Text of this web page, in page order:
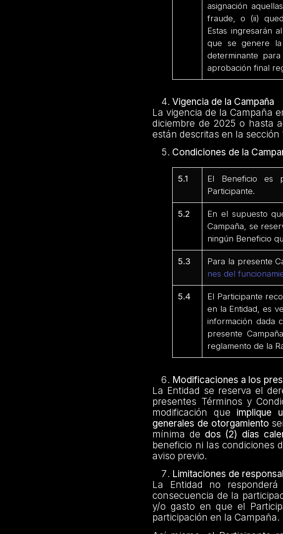
asignación
fraude, o (ii)
Estas ingresarán
que se genere la
determinante
aprobación final
Vigencia de la Campaña
La vigencia de la Campaña
diciembre de 2025 o hasta
están descritas en la sección
Condiciones de la
5.1
El Beneficio es
Participante.
5.2
En el supuesto
Campaña, se
ningún Beneficio
5.3 Para la presente
nes del
5.4
El Participante
en la Entidad, es
información dada
presente
reglamento de la
Modificaciones a los
La Entidad se reserva el
presentes Términos y
modificación que implique
generales de otorgamiento
mínima de dos (2) días
beneficio ni las condiciones
aviso previo.
Limitaciones de
La Entidad no
consecuencia de la
y/o gasto en que el
participación en la Campaña.